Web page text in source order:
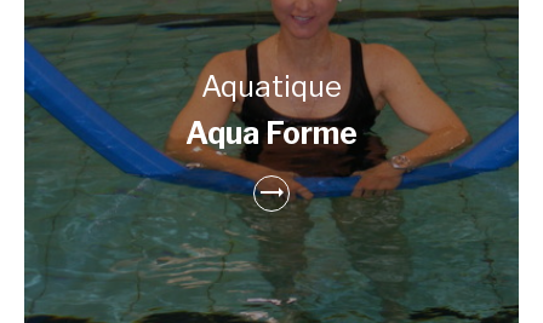
Aquatique
Aqua Forme